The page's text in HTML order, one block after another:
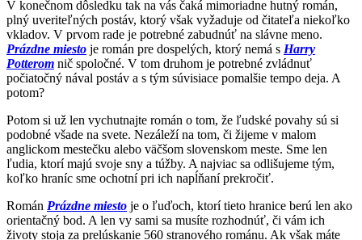
V konečnom dôsledku tak na vás čaká mimoriadne hutný román,
plný uveriteľných postáv, ktorý však vyžaduje od čitateľa niekoľko
vkladov. V prvom rade je potrebné zabudnúť na slávne meno.
Prázdne miesto je román pre dospelých, ktorý nemá s Harry
Potterom nič spoločné. V tom druhom je potrebné zvládnuť
počiatočný nával postáv a s tým súvisiace pomalšie tempo deja. A
potom?
Potom si už len vychutnajte román o tom, že ľudské povahy sú si
podobné všade na svete. Nezáleží na tom, či žijeme v malom
anglickom mestečku alebo väčšom slovenskom meste. Sme len
ľudia, ktorí majú svoje sny a túžby. A najviac sa odlišujeme tým,
koľko hraníc sme ochotní pri ich napĺňaní prekročiť.
Román Prázdne miesto je o ľuďoch, ktorí tieto hranice berú len ako
orientačný bod. A len vy sami sa musíte rozhodnúť, či vám ich
životy stoja za prelúskanie 560 stranového románu. Ak však máte